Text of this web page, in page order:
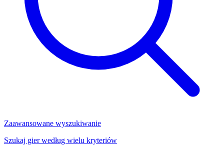
Zaawansowane wyszukiwanie
Szukaj gier według wielu kryteriów